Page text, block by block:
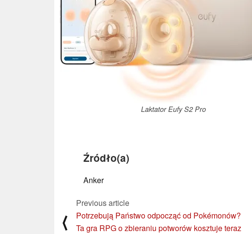
Laktator Eufy S2 Pro
Źródło(a)
Anker
⟨
Previous article
Potrzebują Państwo odpocząć od Pokémonów?
Ta gra RPG o zbieraniu potworów kosztuje teraz